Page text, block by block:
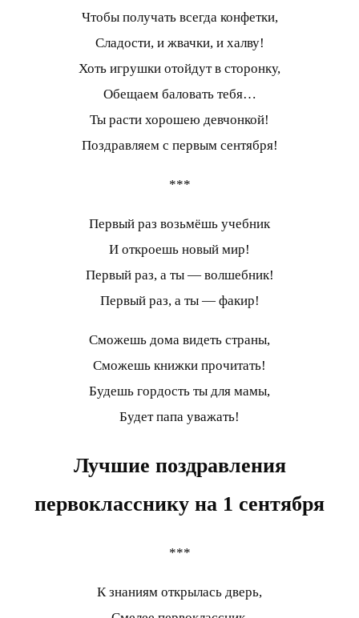
Чтобы получать всегда конфетки,
Сладости, и жвачки, и халву!
Хоть игрушки отойдут в сторонку,
Обещаем баловать тебя…
Ты расти хорошею девчонкой!
Поздравляем с первым сентября!
***
Первый раз возьмёшь учебник
И откроешь новый мир!
Первый раз, а ты — волшебник!
Первый раз, а ты — факир!
Сможешь дома видеть страны,
Сможешь книжки прочитать!
Будешь гордость ты для мамы,
Будет папа уважать!
Лучшие поздравления
первокласснику на 1 сентября
***
К знаниям открылась дверь,